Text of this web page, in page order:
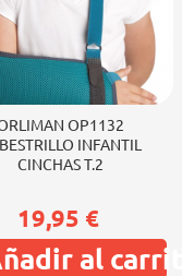
OP1132
INFANTIL
CINCHAS T.2
19,95 €
al